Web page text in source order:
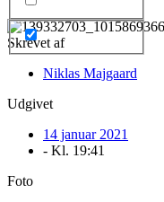
Skrevet af
Niklas Majgaard
Udgivet
14 januar 2021
- Kl. 19:41
Foto